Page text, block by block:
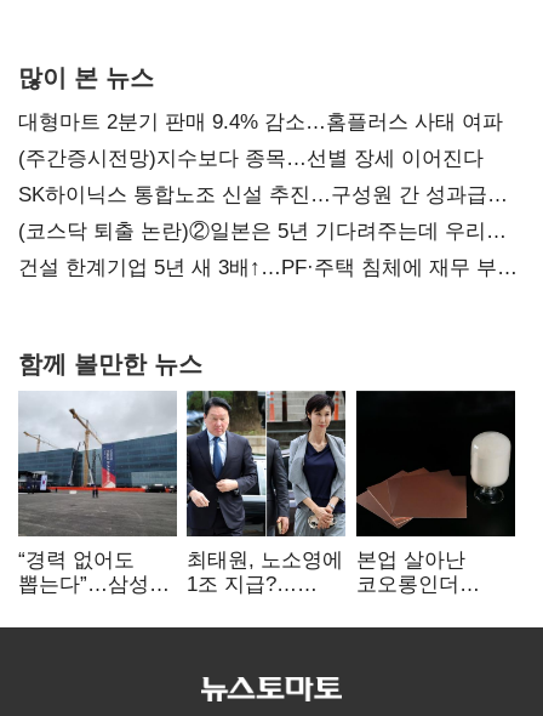
많이 본 뉴스
대형마트 2분기 판매 9.4% 감소…홈플러스 사태 여파
(주간증시전망)지수보다 종목…선별 장세 이어진다
SK하이닉스 통합노조 신설 추진…구성원 간 성과급
불만 확산
(코스닥 퇴출 논란)②일본은 5년 기다려주는데 우리는
당장 퇴출?…시간만으론 부족한 코스닥 구하기
건설 한계기업 5년 새 3배↑…PF·주택 침체에 재무 부담
함께 볼만한 뉴스
“경력 없어도
뽑는다”…삼성
반도체 인재
최태원, 노소영에
1조 지급?…
본업 살아난
코오롱인더
배터리 소재로